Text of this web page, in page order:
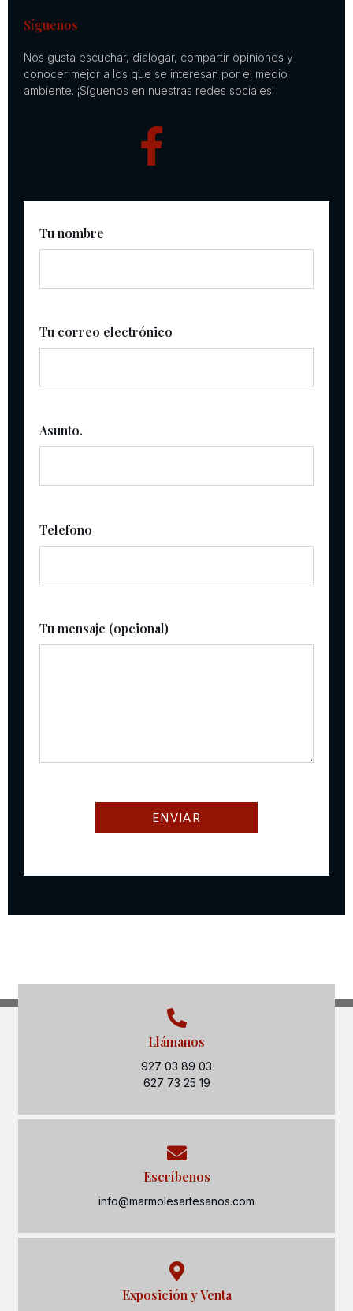
Síguenos
Nos gusta escuchar, dialogar, compartir opiniones y
conocer mejor a los que se interesan por el medio
ambiente. ¡Síguenos en nuestras redes sociales!
Tu nombre
Tu correo electrónico
Asunto.
Telefono
Tu mensaje (opcional)
Llámanos
927 03 89 03
627 73 25 19
Escríbenos
info@marmolesartesanos.com
Exposición y Venta